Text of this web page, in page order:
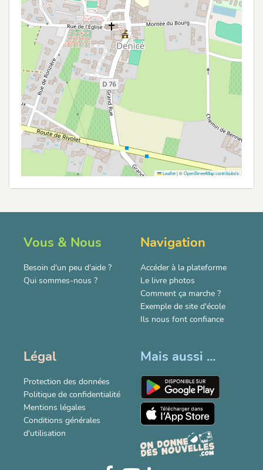
Leaflet|©OpenStreetMap contributors
Vous & Nous
Besoin d'un peu d'aide ?
Qui sommes-nous ?
Navigation
Accéder à la plateforme
Le livre photos
Comment ça marche ?
Exemple de site d'école
Ils nous font confiance
Légal
Protection des données
Politique de confidentialité
Mentions légales
Conditions générales
d'utilisation
Mais aussi ...